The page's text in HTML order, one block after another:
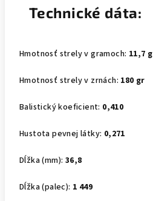
Technické dáta:
Hmotnosť strely v gramoch: 11,7 g
Hmotnosť strely v zrnách: 180 gr
Balistický koeficient: 0,410
Hustota pevnej látky: 0,271
Dĺžka (mm): 36,8
Dĺžka (palec): 1 449